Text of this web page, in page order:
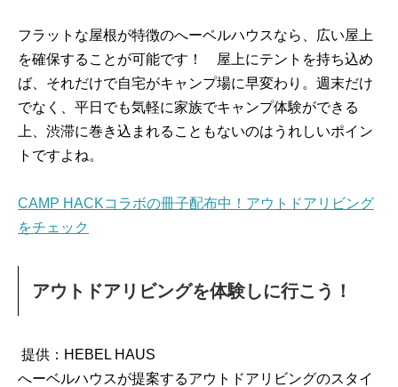
フラットな屋根が特徴のへーベルハウスなら、広い屋上
を確保することが可能です！ 屋上にテントを持ち込め
ば、それだけで自宅がキャンプ場に早変わり。週末だけ
でなく、平日でも気軽に家族でキャンプ体験ができる
上、渋滞に巻き込まれることもないのはうれしいポイン
トですよね。
CAMP HACKコラボの冊子配布中！アウトドアリビング
をチェック
アウトドアリビングを体験しに行こう！
提供：HEBEL HAUS
へーベルハウスが提案するアウトドアリビングのスタイ